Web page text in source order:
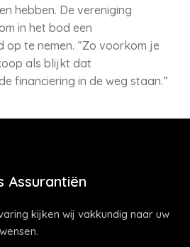
hebben. De vereniging
in het bod een
te nemen. “Zo voorkom je
als blijkt dat
financiering in de weg staan.”
Assurantiën
kijken wij vakkundig naar uw